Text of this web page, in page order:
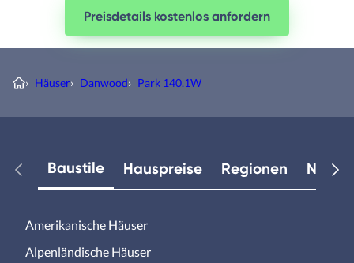
Preisdetails kostenlos anfordern
› Häuser› Danwood› Park 140.1W
Baustile Hauspreise Regionen
Amerikanische Häuser
Alpenländische Häuser